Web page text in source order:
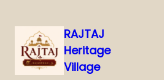
Skip
RAJTAJ
Heritage
Village